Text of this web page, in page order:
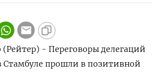
- Переговоры делегаций
Стамбуле прошли в позитивной